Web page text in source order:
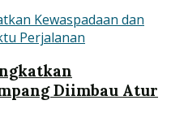
Diimbau Atur